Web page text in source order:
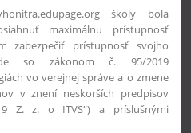
školy bola
maximálnu prístupnosť
zabezpečiť prístupnosť svojho
so zákonom č. 95/2019
vo verejnej správe a o zmene
v znení neskorších predpisov
Z. z. o ITVS“) a príslušnými